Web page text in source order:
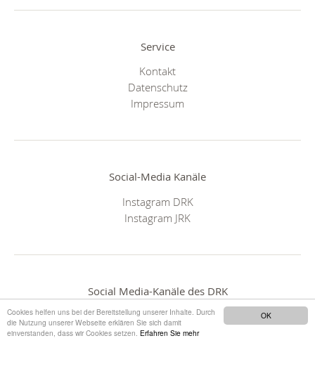
OK
Cookies helfen uns bei der Bereitstellung unserer Inhalte. Durch
die Nutzung unserer Webseite erklären Sie sich damit
einverstanden, dass wir Cookies setzen. Erfahren Sie mehr
Service
Kontakt
Datenschutz
Impressum
Social-Media Kanäle
Instagram DRK
Instagram JRK
Social Media-Kanäle des DRK